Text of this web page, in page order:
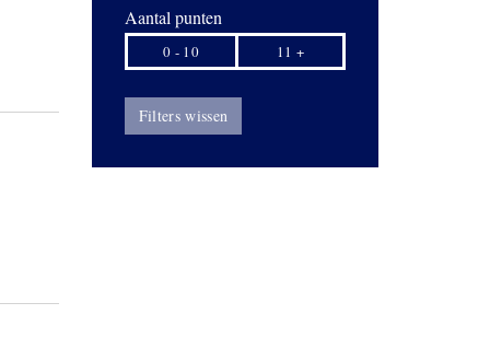
Aantal punten
0 - 10 11 +
Filters wissen